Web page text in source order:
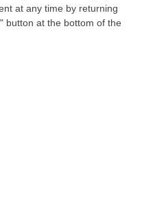
at any time by returning
button at the bottom of the
il record di ieri con il bollino
con 26 allerte mass…